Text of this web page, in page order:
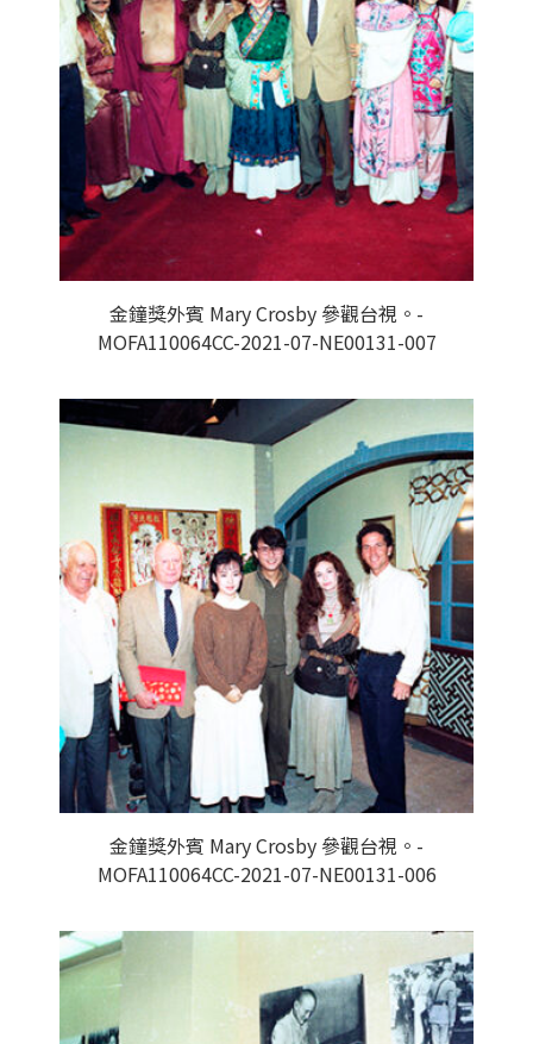
金鐘獎外賓 Mary Crosby 參觀台視。-
MOFA110064CC-2021-07-NE00131-007
金鐘獎外賓 Mary Crosby 參觀台視。-
MOFA110064CC-2021-07-NE00131-006